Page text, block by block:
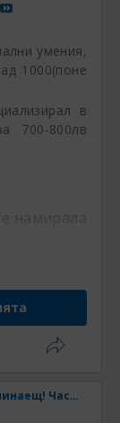
намирала
крайно
работи.
но поне
човек
умения,
1000(поне
в
700-800лв
намирала
Няколко въпроса от начинаещ! Част 2